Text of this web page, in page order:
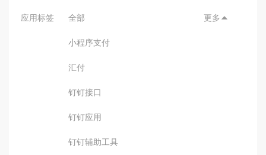
应用标签 全部
小程序支付
汇付
钉钉接口
钉钉应用
钉钉辅助工具
更多 